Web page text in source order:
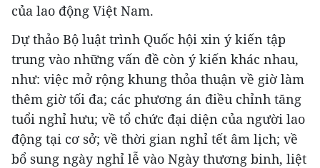
của lao động Việt Nam.
Dự thảo Bộ luật trình Quốc hội xin ý kiến tập
trung vào những vấn đề còn ý kiến khác nhau,
như: việc mở rộng khung thỏa thuận về giờ làm
thêm giờ tối đa; các phương án điều chỉnh tăng
tuổi nghỉ hưu; về tổ chức đại diện của người lao
động tại cơ sở; về thời gian nghỉ tết âm lịch; về
bổ sung ngày nghỉ lễ vào Ngày thương binh, liệt